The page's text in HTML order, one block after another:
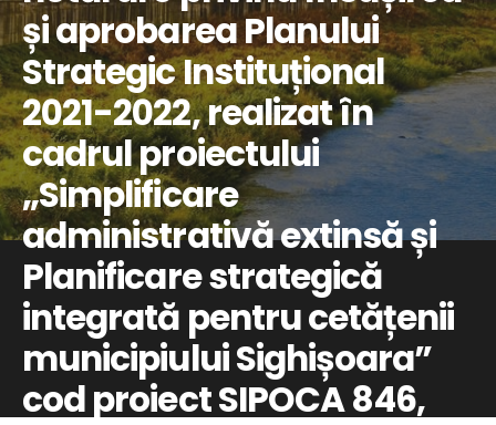
și aprobarea Planului
Strategic Instituțional
2021-2022, realizat în
cadrul proiectului
„Simplificare
administrativă extinsă și
Planificare strategică
integrată pentru cetățenii
municipiului Sighișoara”
cod proiect SIPOCA 846,